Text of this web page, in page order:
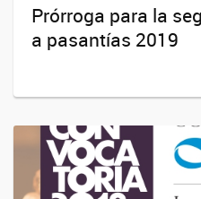
Prórroga para la
a pasantías 2019